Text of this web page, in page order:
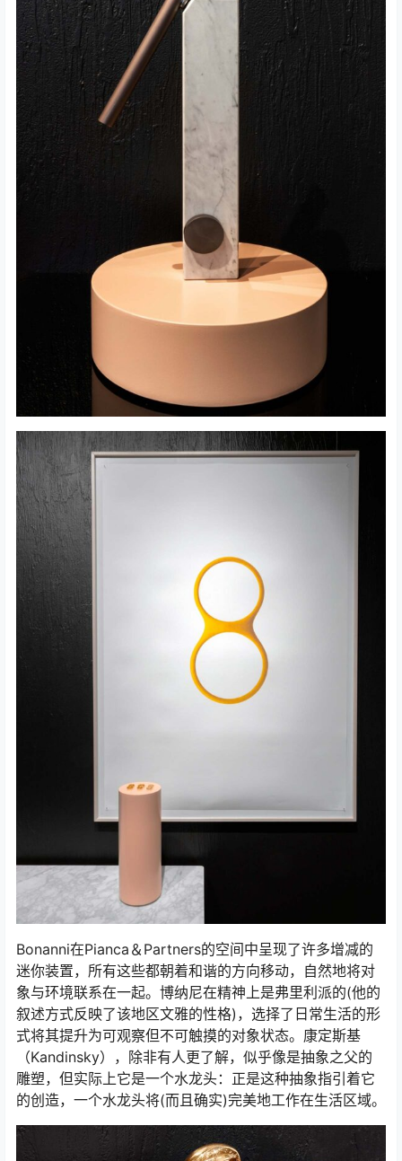
Bonanni在Pianca＆Partners的空间中呈现了许多增减的
迷你装置，所有这些都朝着和谐的方向移动，自然地将对
象与环境联系在一起。博纳尼在精神上是弗里利派的(他的
叙述方式反映了该地区文雅的性格)，选择了日常生活的形
式将其提升为可观察但不可触摸的对象状态。康定斯基
（Kandinsky），除非有人更了解，似乎像是抽象之父的
雕塑，但实际上它是一个水龙头：正是这种抽象指引着它
的创造，一个水龙头将(而且确实)完美地工作在生活区域。